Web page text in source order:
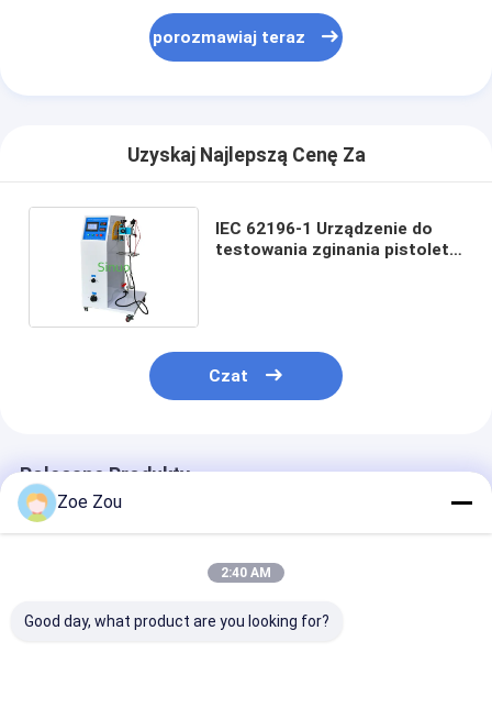
Komora do badania palności
porozmawiaj teraz
Uzyskaj Najlepszą Cenę Za
IEC 62196-1 Urządzenie do
testowania zginania pistoletu
Czat
Polecane Produkty
Zoe Zou
2:40 AM
Good day, what product are you looking for?